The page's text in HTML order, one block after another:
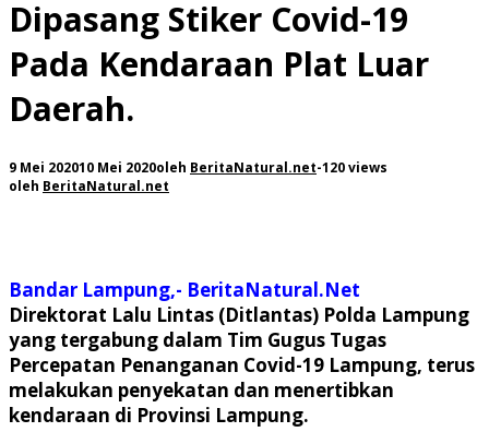
Dipasang Stiker Covid-19
Pada Kendaraan Plat Luar
Daerah.
9 Mei 202010 Mei 2020oleh BeritaNatural.net-120 views
oleh BeritaNatural.net
Bandar Lampung,- BeritaNatural.Net
Direktorat Lalu Lintas (Ditlantas) Polda Lampung
yang tergabung dalam Tim Gugus Tugas
Percepatan Penanganan Covid-19 Lampung, terus
melakukan penyekatan dan menertibkan
kendaraan di Provinsi Lampung.